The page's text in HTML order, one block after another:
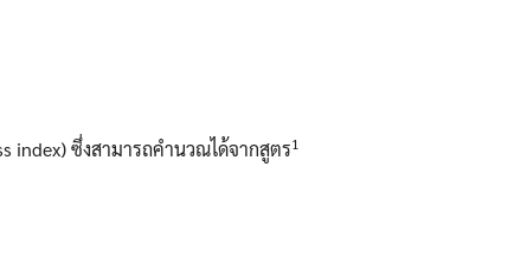
index) ซึ่งสามารถคำนวณได้จากสูตร1